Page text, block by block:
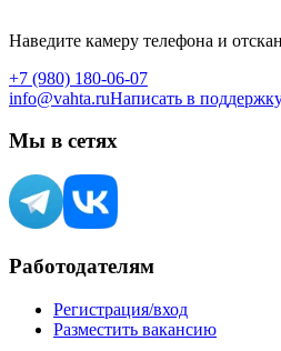
Наведите камеру телефона и
+7 (980) 180-06-07
info@vahta.ruНаписать в
Мы в сетях
Работодателям
Регистрация/вход
Разместить вакансию